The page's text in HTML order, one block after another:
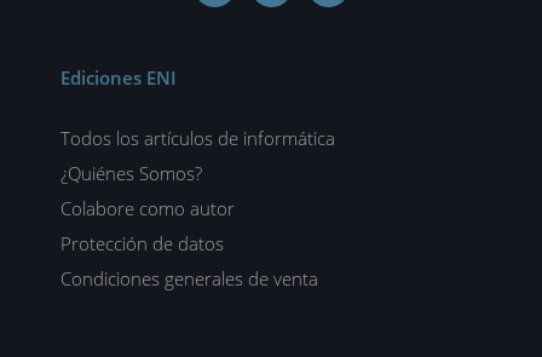
Ediciones ENI
Todos los artículos de informática
¿Quiénes Somos?
Colabore como autor
Protección de datos
Condiciones generales de venta